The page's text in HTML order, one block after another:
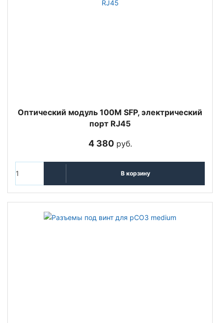
Оптический модуль 100M SFP, электрический
порт RJ45
4 380руб.
В корзину